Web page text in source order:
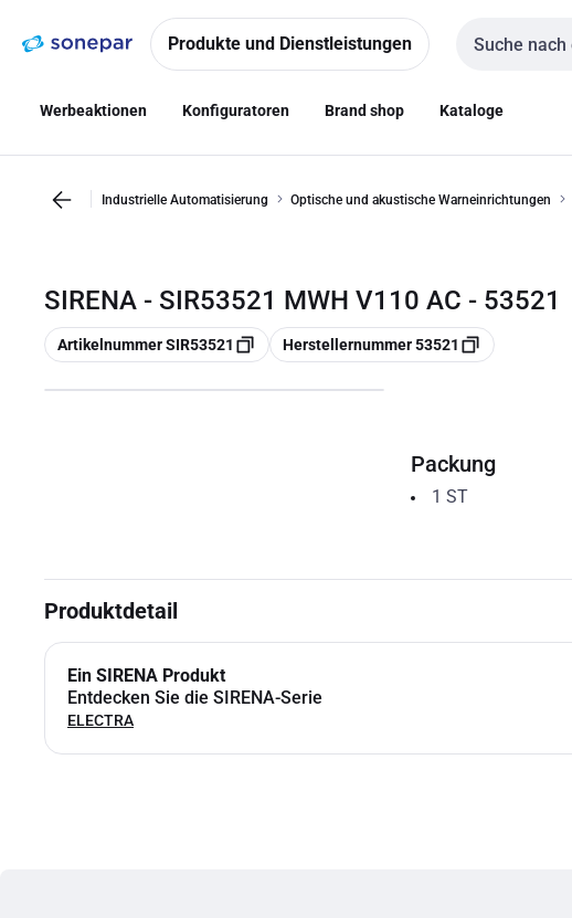
NavigationInhalt
Produkte und Dienstleistungen
Sucheingabe
Werbeaktionen Konfiguratoren Brand shop Kataloge
Industrielle Automatisierung Optische und akustische Warneinrichtungen
SIRENA - SIR53521 MWH V110 AC - 53521
Kopieren
Artikelnummer SIR53521 Kopieren
Herstellernummer 53521
Packung
1 ST
Produktdetail
Ein SIRENA Produkt
Entdecken Sie die SIRENA-Serie
ELECTRA